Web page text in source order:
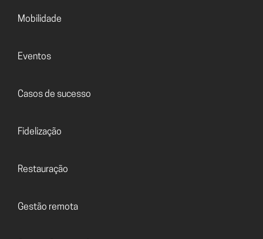
Mobilidade
Eventos
Casos de sucesso
Fidelização
Restauração
Gestão remota